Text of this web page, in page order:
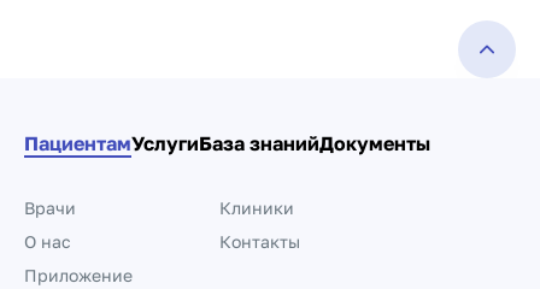
ПациентамУслугиБаза знанийДокументы
Врачи
Клиники
О нас
Контакты
Приложение